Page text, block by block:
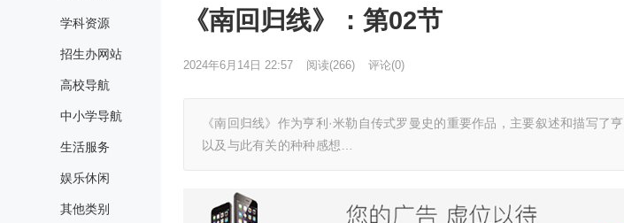
学科资源
招生办网站
高校导航
中小学导航
生活服务
娱乐休闲
其他类别
《南回归线》：第02节
2024年6月14日 22:57 阅读(266) 评论(0)
《南回归线》作为亨利·米勒自传式罗曼史的重要作品，主要叙述和描写了
以及与此有关的种种感想…